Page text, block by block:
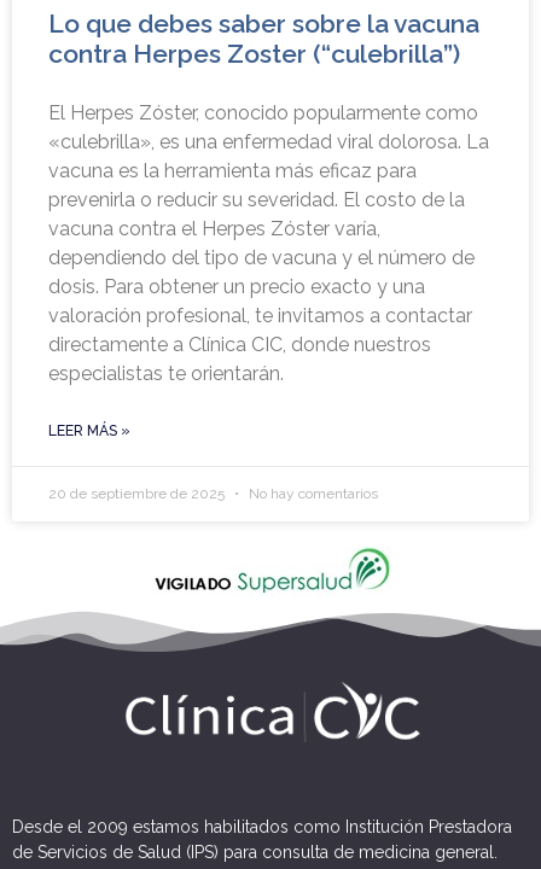
Lo que debes saber sobre la vacuna
contra Herpes Zoster (“culebrilla”)
El Herpes Zóster, conocido popularmente como
«culebrilla», es una enfermedad viral dolorosa. La
vacuna es la herramienta más eficaz para
prevenirla o reducir su severidad. El costo de la
vacuna contra el Herpes Zóster varía,
dependiendo del tipo de vacuna y el número de
dosis. Para obtener un precio exacto y una
valoración profesional, te invitamos a contactar
directamente a Clínica CIC, donde nuestros
especialistas te orientarán.
LEER MÁS »
20 de septiembre de 2025 No hay comentarios
Desde el 2009 estamos habilitados como Institución Prestadora
de Servicios de Salud (IPS) para consulta de medicina general.